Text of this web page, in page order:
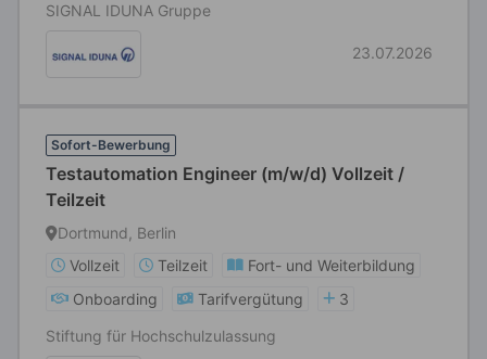
SIGNAL IDUNA Gruppe
23.07.2026
Sofort-Bewerbung
Testautomation Engineer (m/w/d) Vollzeit /
Teilzeit
Dortmund, Berlin
Vollzeit
Teilzeit
Fort- und Weiterbildung
Onboarding
Tarifvergütung
3
Stiftung für Hochschulzulassung